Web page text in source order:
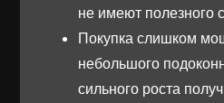
не имеют полезного
Покупка слишком
небольшого
сильного роста